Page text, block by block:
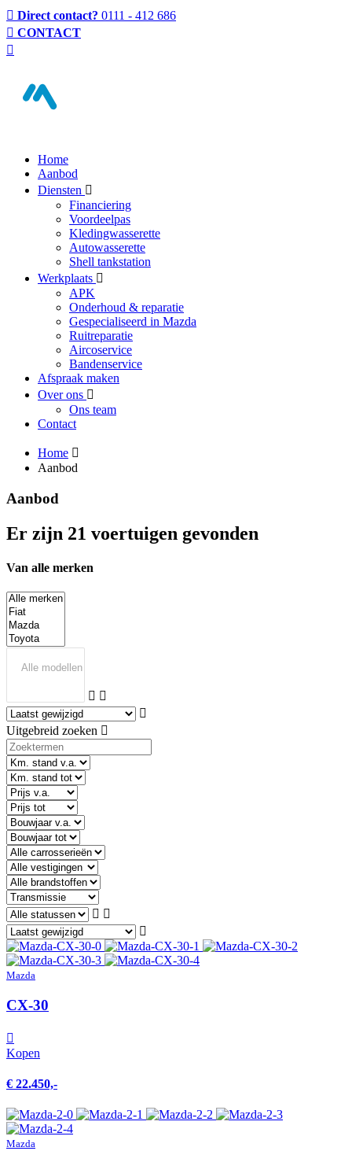
Direct contact? 0111 - 412 686
CONTACT
Home
Aanbod
Diensten
Financiering
Voordeelpas
Kledingwasserette
Autowasserette
Shell tankstation
Werkplaats
APK
Onderhoud & reparatie
Gespecialiseerd in Mazda
Ruitreparatie
Aircoservice
Bandenservice
Afspraak maken
Over ons
Ons team
Contact
Home
Aanbod
Aanbod
Er zijn 21 voertuigen gevonden
Van alle merken
Uitgebreid zoeken
Mazda
CX-30
Kopen
€ 22.450,-
Mazda